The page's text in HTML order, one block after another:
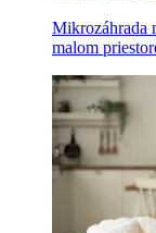
Mikrozáhrada
malom